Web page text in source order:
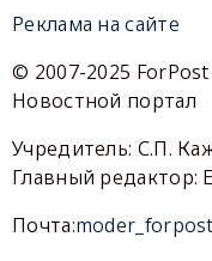
Реклама на сайте
© 2007-2025
Новостной портал
Учредитель: С.П.
Главный редактор:
Почта: